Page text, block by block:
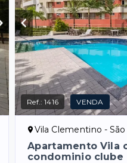
Ref.:1416 VENDA
Vila Clementino -
Apartamento Vila
condominio clube